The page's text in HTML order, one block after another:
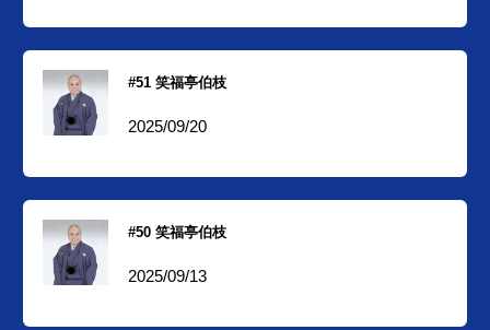
#51 笑福亭伯枝
2025/09/20
#50 笑福亭伯枝
2025/09/13